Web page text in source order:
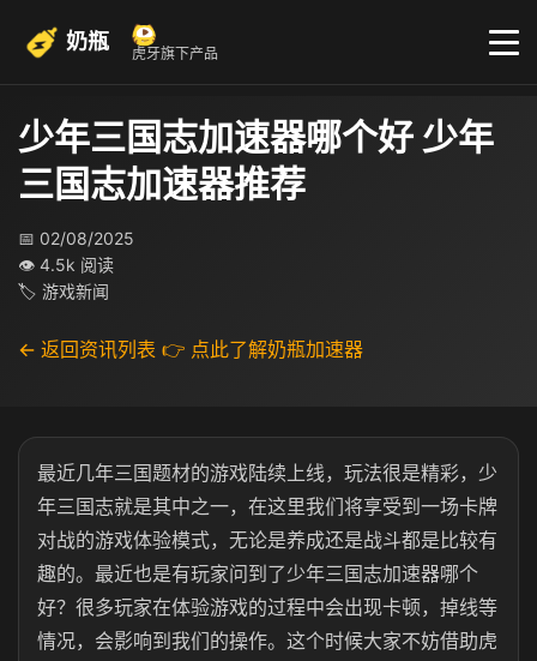
奶瓶 虎牙旗下产品
少年三国志加速器哪个好 少年
三国志加速器推荐
📅 02/08/2025
👁 4.5k 阅读
🏷 游戏新闻
← 返回资讯列表 👉 点此了解奶瓶加速器
最近几年三国题材的游戏陆续上线，玩法很是精彩，少
年三国志就是其中之一，在这里我们将享受到一场卡牌
对战的游戏体验模式，无论是养成还是战斗都是比较有
趣的。最近也是有玩家问到了少年三国志加速器哪个
好？很多玩家在体验游戏的过程中会出现卡顿，掉线等
情况，会影响到我们的操作。这个时候大家不妨借助虎